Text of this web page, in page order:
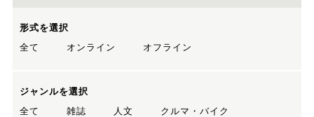
形式を選択
全て
オンライン オフライン
ジャンルを選択
全て
雑誌 人文
クルマ・バイク